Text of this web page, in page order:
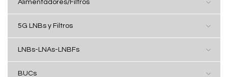
Alimentadores/Filtros
5G LNBs y Filtros
LNBs-LNAs-LNBFs
BUCs